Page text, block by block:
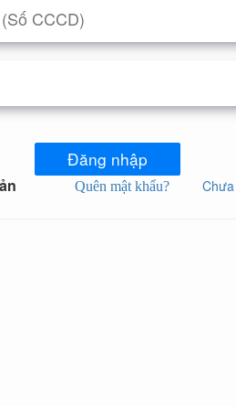
Đăng nhập
Quên mật khẩu?